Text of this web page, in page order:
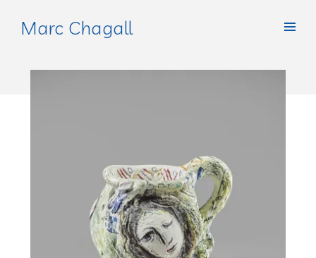
Marc Chagall